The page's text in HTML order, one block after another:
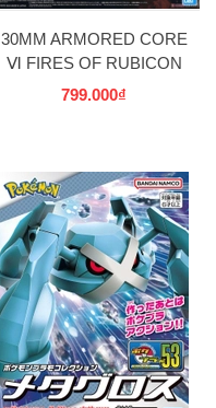
30MM ARMORED CORE
Ⅵ FIRES OF RUBICON
RaD CC-2000 ORBITER
799.000₫